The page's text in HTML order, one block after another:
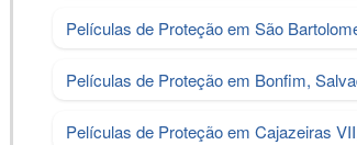
Películas de Proteção em São
Películas de Proteção em Bonfim,
Películas de Proteção em Cajazeiras